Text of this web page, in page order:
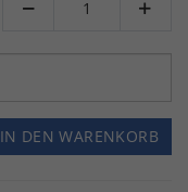
 
IN DEN WARENKORB